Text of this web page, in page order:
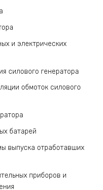
и электрических
силового генератора
обмоток силового
батарей
выпуска отработавших
приборов и